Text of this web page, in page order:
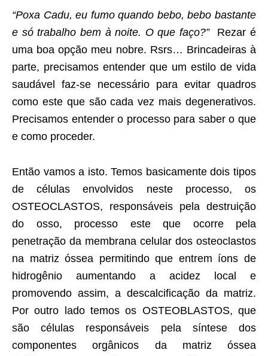
“Poxa Cadu, eu fumo quando bebo, bebo bastante
e só trabalho bem à noite. O que faço?”Rezar é
uma boa opção meu nobre. Rsrs… Brincadeiras à
parte, precisamos entender que um estilo de vida
saudável faz-se necessário para evitar quadros
como este que são cada vez mais degenerativos.
Precisamos entender o processo para saber o que
e como proceder.
Então vamos a isto. Temos basicamente dois tipos
de células envolvidos neste processo, os
OSTEOCLASTOS, responsáveis pela destruição
do osso, processo este que ocorre pela
penetração da membrana celular dos osteoclastos
na matriz óssea permitindo que entrem íons de
hidrogênio aumentando a acidez local e
promovendo assim, a descalcificação da matriz.
Por outro lado temos os OSTEOBLASTOS, que
são células responsáveis pela síntese dos
componentes orgânicos da matriz óssea